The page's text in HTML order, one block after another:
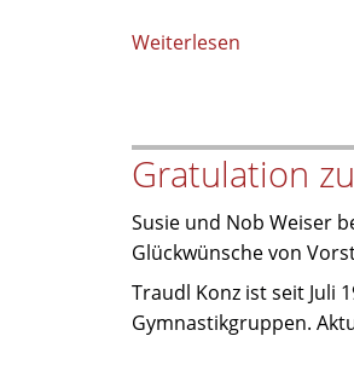
Weiterlesen
feiern
ihre
Kathrin
Sturm
Gratulation
Susie und Nob Weiser
Glückwünsche von
Traudl Konz ist seit Juli
Gymnastikgruppen.